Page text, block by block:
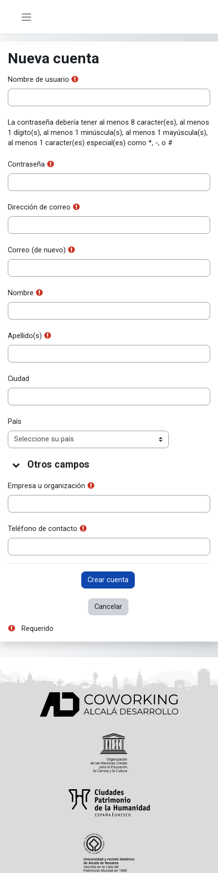
Nueva cuenta
Nombre de usuario
La contraseña debería tener al menos 8 caracter(es), al menos
1 dígito(s), al menos 1 minúscula(s), al menos 1 mayúscula(s),
al menos 1 caracter(es) especial(es) como *, -, o #
Contraseña
Dirección de correo
Correo (de nuevo)
Nombre
Apellido(s)
Ciudad
País
Otros campos
Otros campos
Otros campos
Empresa u organización
Teléfono de contacto
Requerido